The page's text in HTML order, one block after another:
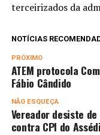
terceirizados da
NOTÍCIAS
PRÓXIMO
ATEM protocola
Fábio Cândido
NÃO ESQUEÇA
Vereador desiste
contra CPI do